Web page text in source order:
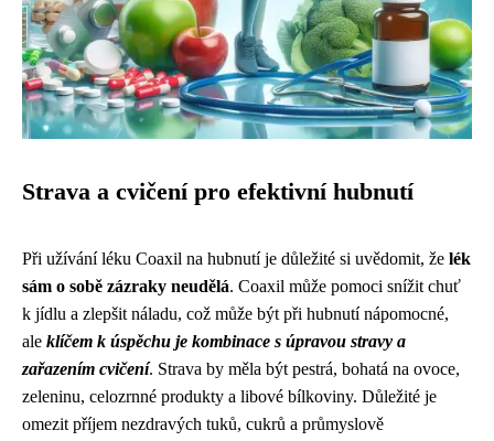
Strava a cvičení pro efektivní hubnutí
Při užívání léku Coaxil na hubnutí je důležité si uvědomit, že lék
sám o sobě zázraky neudělá. Coaxil může pomoci snížit chuť
k jídlu a zlepšit náladu, což může být při hubnutí nápomocné,
ale klíčem k úspěchu je kombinace s úpravou stravy a
zařazením cvičení. Strava by měla být pestrá, bohatá na ovoce,
zeleninu, celozrnné produkty a libové bílkoviny. Důležité je
omezit příjem nezdravých tuků, cukrů a průmyslově